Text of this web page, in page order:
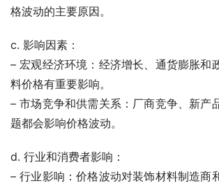
格波动的主要原因。
c. 影响因素：
– 宏观经济环境：经济增长、通货膨胀和
料价格有重要影响。
– 市场竞争和供需关系：厂商竞争、新产
题都会影响价格波动。
d. 行业和消费者影响：
– 行业影响：价格波动对装饰材料制造商